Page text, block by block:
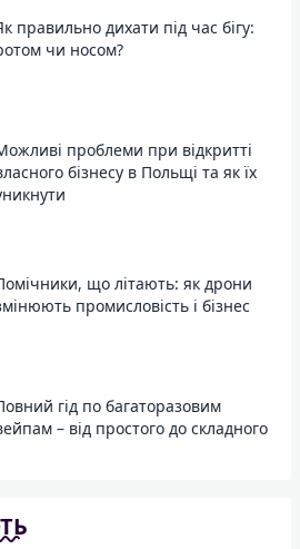
правильно дихати під час бігу:
чи носом?
проблеми при відкритті
бізнесу в Польщі та як їх
що літають: як дрони
промисловість і бізнес
гід по багаторазовим
– від простого до складного